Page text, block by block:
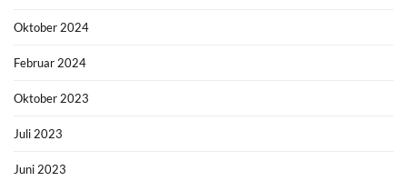
Oktober 2024
Februar 2024
Oktober 2023
Juli 2023
Juni 2023